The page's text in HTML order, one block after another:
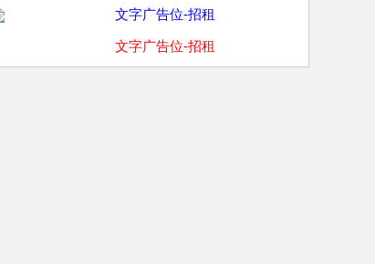
文字广告位-招租
文字广告位-招租